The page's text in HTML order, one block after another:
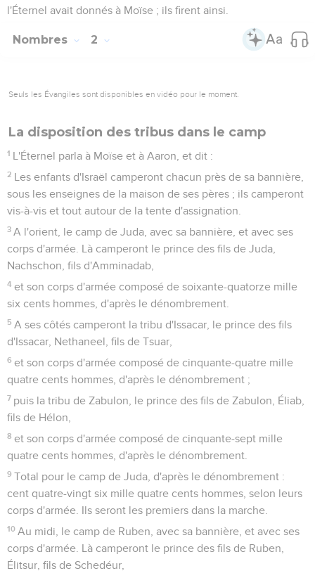
l'Éternel avait donnés à Moïse ; ils firent ainsi.
Nombres 2
Seuls les Évangiles sont disponibles en vidéo pour le moment.
La disposition des tribus dans le camp
1 L'Éternel parla à Moïse et à Aaron, et dit :
2 Les enfants d'Israël camperont chacun près de sa bannière,
sous les enseignes de la maison de ses pères ; ils camperont
vis-à-vis et tout autour de la tente d'assignation.
3 A l'orient, le camp de Juda, avec sa bannière, et avec ses
corps d'armée. Là camperont le prince des fils de Juda,
Nachschon, fils d'Amminadab,
4 et son corps d'armée composé de soixante-quatorze mille
six cents hommes, d'après le dénombrement.
5 A ses côtés camperont la tribu d'Issacar, le prince des fils
d'Issacar, Nethaneel, fils de Tsuar,
6 et son corps d'armée composé de cinquante-quatre mille
quatre cents hommes, d'après le dénombrement ;
7 puis la tribu de Zabulon, le prince des fils de Zabulon, Éliab,
fils de Hélon,
8 et son corps d'armée composé de cinquante-sept mille
quatre cents hommes, d'après le dénombrement.
9 Total pour le camp de Juda, d'après le dénombrement :
cent quatre-vingt six mille quatre cents hommes, selon leurs
corps d'armée. Ils seront les premiers dans la marche.
10 Au midi, le camp de Ruben, avec sa bannière, et avec ses
corps d'armée. Là camperont le prince des fils de Ruben,
Élitsur, fils de Schedéur,